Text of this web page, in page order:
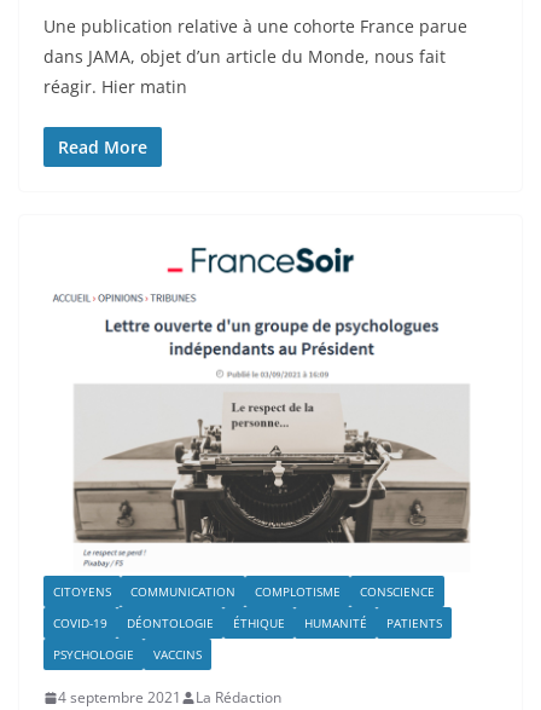
Une publication relative à une cohorte France parue
dans JAMA, objet d’un article du Monde, nous fait
réagir. Hier matin
Read More
CITOYENS COMMUNICATION COMPLOTISME
CONSCIENCE
COVID-19
DÉONTOLOGIE ÉTHIQUE HUMANITÉ
PATIENTS
PSYCHOLOGIE
VACCINS
4 septembre 2021 La Rédaction